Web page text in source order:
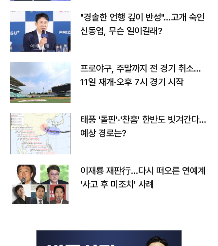
"경솔한 언행 깊이 반성"…고개 숙인
신동엽, 무슨 일이길래?
프로야구, 주말까지 전 경기 취소…
11일 재개·오후 7시 경기 시작
태풍 '돌핀'·'찬홈' 한반도 빗겨간다…
예상 경로는?
이재룡 재판行…다시 떠오른 연예계
'사고 후 미조치' 사례